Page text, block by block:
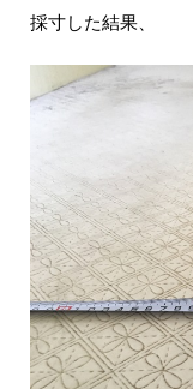
採寸した結果、